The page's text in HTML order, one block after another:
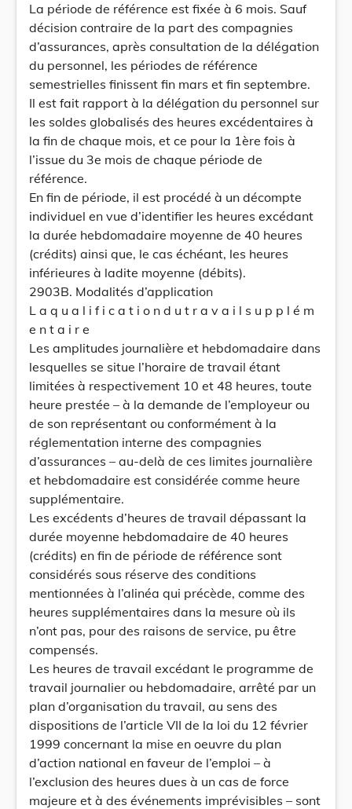
La période de référence est fixée à 6 mois. Sauf
décision contraire de la part des compagnies
d’assurances, après consultation de la délégation
du personnel, les périodes de référence
semestrielles finissent fin mars et fin septembre.
Il est fait rapport à la délégation du personnel sur
les soldes globalisés des heures excédentaires à
la fin de chaque mois, et ce pour la 1ère fois à
l’issue du 3e mois de chaque période de
référence.
En fin de période, il est procédé à un décompte
individuel en vue d’identifier les heures excédant
la durée hebdomadaire moyenne de 40 heures
(crédits) ainsi que, le cas échéant, les heures
inférieures à ladite moyenne (débits).
2903B. Modalités d’application
L a q u a l i f i c a t i o n d u t r a v a i l s u p p l é m
e n t a i r e
Les amplitudes journalière et hebdomadaire dans
lesquelles se situe l’horaire de travail étant
limitées à respectivement 10 et 48 heures, toute
heure prestée – à la demande de l’employeur ou
de son représentant ou conformément à la
réglementation interne des compagnies
d’assurances – au-delà de ces limites journalière
et hebdomadaire est considérée comme heure
supplémentaire.
Les excédents d’heures de travail dépassant la
durée moyenne hebdomadaire de 40 heures
(crédits) en fin de période de référence sont
considérés sous réserve des conditions
mentionnées à l’alinéa qui précède, comme des
heures supplémentaires dans la mesure où ils
n’ont pas, pour des raisons de service, pu être
compensés.
Les heures de travail excédant le programme de
travail journalier ou hebdomadaire, arrêté par un
plan d’organisation du travail, au sens des
dispositions de l’article VII de la loi du 12 février
1999 concernant la mise en oeuvre du plan
d’action national en faveur de l’emploi – à
l’exclusion des heures dues à un cas de force
majeure et à des événements imprévisibles – sont